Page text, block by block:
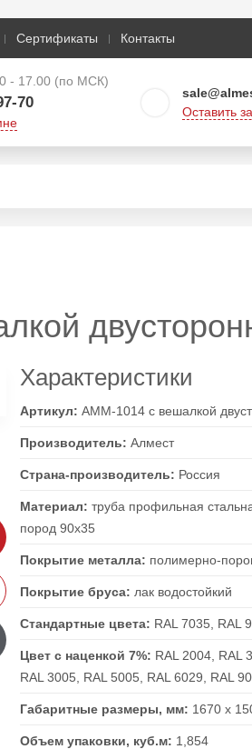
Сертификаты Контакты
- 17.00 (по МСК)
70
Оставить
Характеристики
Артикул: AMM-1014 с вешалкой
Производитель: Алмест
Страна-производитель: Россия
Материал: труба профильная
пород 90х35
Покрытие металла: полимерно-
Покрытие бруса: лак водостойкий
Стандартные цвета: RAL 7035, RAL
Цвет с наценкой 7%: RAL 2004, RAL
RAL 3005, RAL 5005, RAL 6029, RAL
Габаритные размеры, мм: 1670 х
Объем упаковки, куб.м: 1,854